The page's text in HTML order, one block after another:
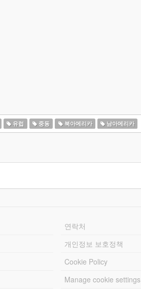
유럽 중동 북아메리카 남아메리카
연락처
개인정보 보호정책
Cookie Policy
Manage cookie settings